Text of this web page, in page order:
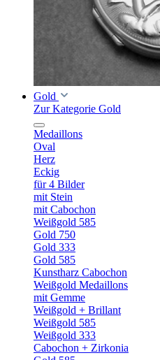
Gold
Zur Kategorie Gold
Medaillons
Oval
Herz
Eckig
für 4 Bilder
mit Stein
mit Cabochon
Weißgold 585
Gold 750
Gold 333
Gold 585
Kunstharz Cabochon
Weißgold Medaillons
mit Gemme
Weißgold + Brillant
Weißgold 585
Weißgold 333
Cabochon + Zirkonia